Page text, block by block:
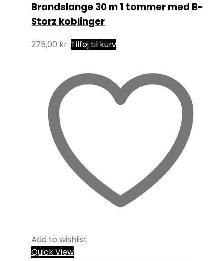
Brandslange 30 m 1 tommer med B-
Storz koblinger
275,00 kr. Tilføj til kurv
Add to wishlist
Quick View